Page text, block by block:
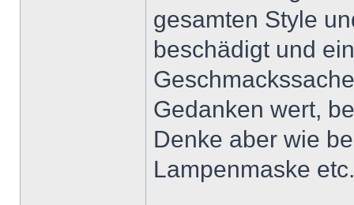
gesamten Style
beschädigt und
Gedanken wert,
Denke aber wie
Lampenmaske